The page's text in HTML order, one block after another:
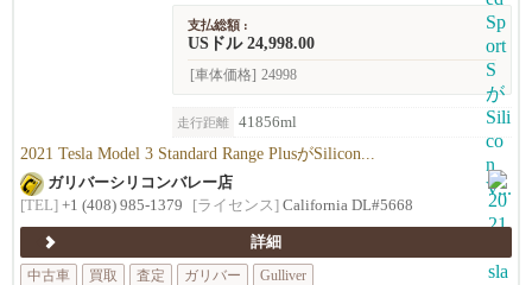
支払総額 :
USドル 24,998.00
[車体価格] 24998
走行距離 41856ml
2021 Tesla Model 3 Standard Range PlusがSilicon...
ガリバーシリコンバレー店
[TEL] +1 (408) 985-1379 [ライセンス] California DL#5668
詳細
中古車
買取 査定 ガリバー Gulliver